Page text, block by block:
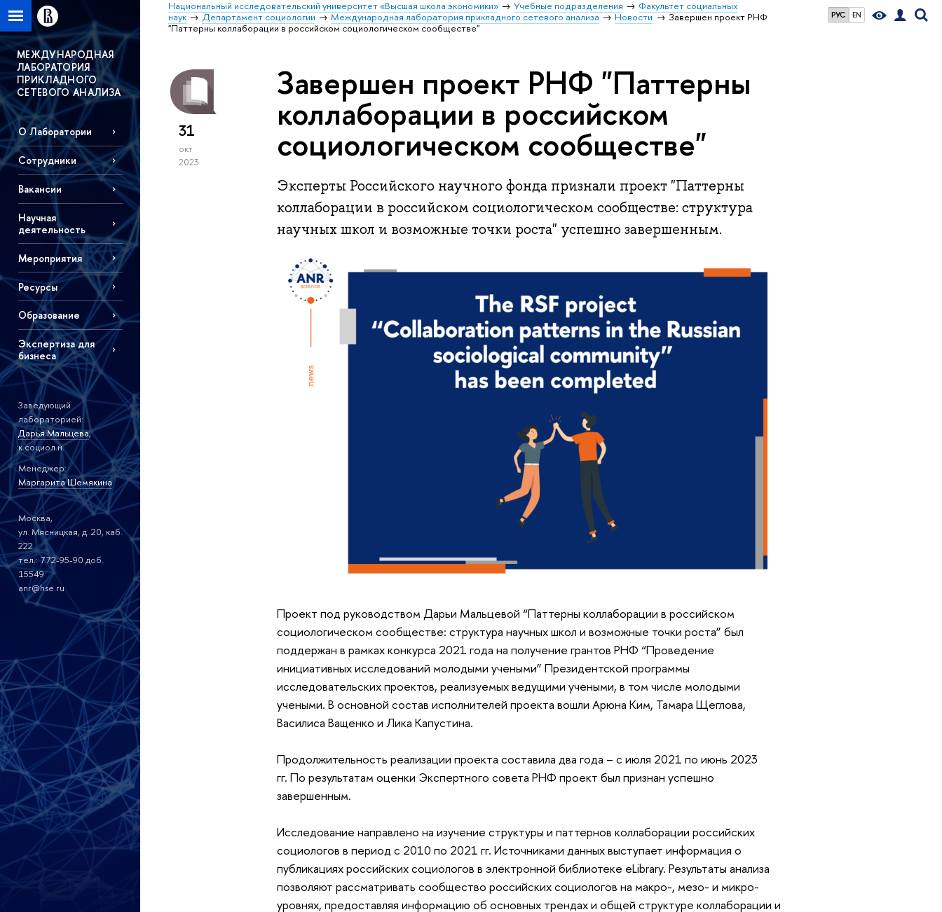
РУС EN
Национальный исследовательский университет «Высшая школа экономики» Учебные подразделения
Факультет социальных
наук
Департамент социологии Международная лаборатория прикладного сетевого анализа Новости
Завершен проект РНФ
"Паттерны коллаборации в российском социологическом сообществе"
МЕЖДУНАРОДНАЯ
ЛАБОРАТОРИЯ
ПРИКЛАДНОГО
СЕТЕВОГО АНАЛИЗА
О Лаборатории
Сотрудники
Вакансии
Научная
деятельность
Мероприятия
Ресурсы
Образование
Экспертиза для
бизнеса
Заведующий
лабораторией:
Дарья Мальцева,
к.социол.н.
Менеджер:
Маргарита Шемякина
Москва,
ул. Мясницкая, д. 20, каб.
222
тел.: 772-95-90 доб.
15549
anr@hse.ru
31
окт
2023
Завершен проект РНФ "Паттерны
коллаборации в российском
социологическом сообществе"
Эксперты Российского научного фонда признали проект "Паттерны
коллаборации в российском социологическом сообществе: структура
научных школ и возможные точки роста" успешно завершенным.
Проект под руководством Дарьи Мальцевой “Паттерны коллаборации в российском
социологическом сообществе: структура научных школ и возможные точки роста” был
поддержан в рамках конкурса 2021 года на получение грантов РНФ “Проведение
инициативных исследований молодыми учеными” Президентской программы
исследовательских проектов, реализуемых ведущими учеными, в том числе молодыми
учеными. В основной состав исполнителей проекта вошли Арюна Ким, Тамара Щеглова,
Василиса Ващенко и Лика Капустина.
Продолжительность реализации проекта составила два года – с июля 2021 по июнь 2023
гг. По результатам оценки Экспертного совета РНФ проект был признан успешно
завершенным.
Исследование направлено на изучение структуры и паттернов коллаборации российских
социологов в период с 2010 по 2021 гг. Источниками данных выступает информация о
публикациях российских социологов в электронной библиотеке eLibrary. Результаты анализа
позволяют рассматривать сообщество российских социологов на макро-, мезо- и микро-
уровнях, предоставляя информацию об основных трендах и общей структуре коллаборации и